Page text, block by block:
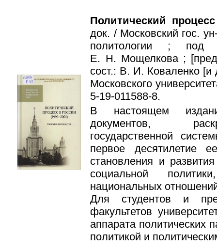
Политический
док. / Московский гос.
политологии ;
Е. Н. Мощелкова ;
сост.: В. И. Коваленко [и
Московского
5-19-011588-8.
В настоящем
документов,
государственной
пер­вое десятилетие
становления и
социальной
национальных
Для студентов и
факультетов
аппарата политических
политикой и